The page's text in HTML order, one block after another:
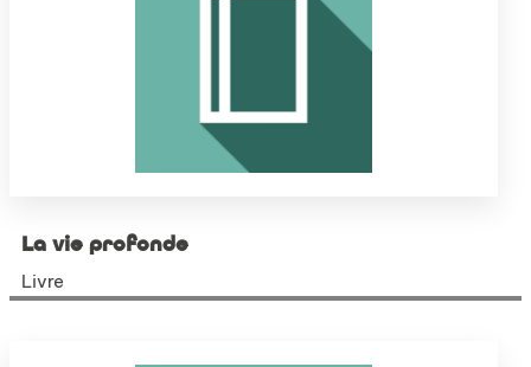
La vie profonde
Livre